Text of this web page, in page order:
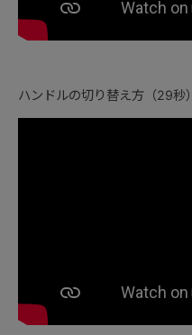
ハンドルの切り替え方（29秒）